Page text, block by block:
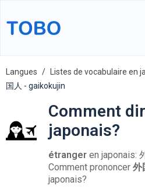
Langues Listes de vocabulaire en
国人 - gaikokujin
Comment
japonais?
étrangeren japonais:
Comment prononcer 外
japonais?